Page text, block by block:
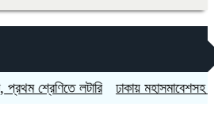
শ্রেণিতে লটারি ঢাকায় মহাসমাবেশসহ চার